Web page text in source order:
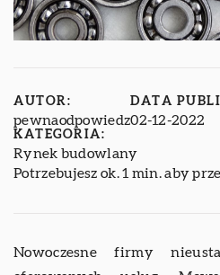
AUTOR:
pewnaodpowiedz
DATA
02-12-2022
KATEGORIA:
Rynek budowlany
Potrzebujesz ok. 1 min. aby
Nowoczesne firmy